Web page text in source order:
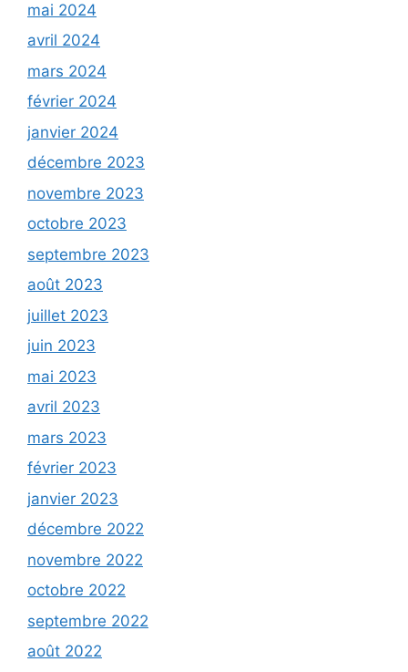
mai 2024
avril 2024
mars 2024
février 2024
janvier 2024
décembre 2023
novembre 2023
octobre 2023
septembre 2023
août 2023
juillet 2023
juin 2023
mai 2023
avril 2023
mars 2023
février 2023
janvier 2023
décembre 2022
novembre 2022
octobre 2022
septembre 2022
août 2022